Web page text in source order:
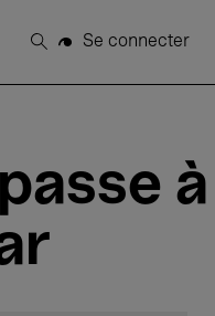
Rechercher
Se connecter
à